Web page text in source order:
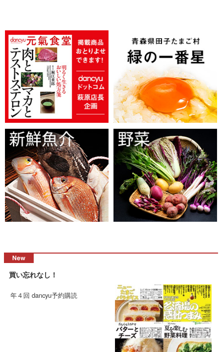
買い忘れなし！
年４回 dancyu予約購読